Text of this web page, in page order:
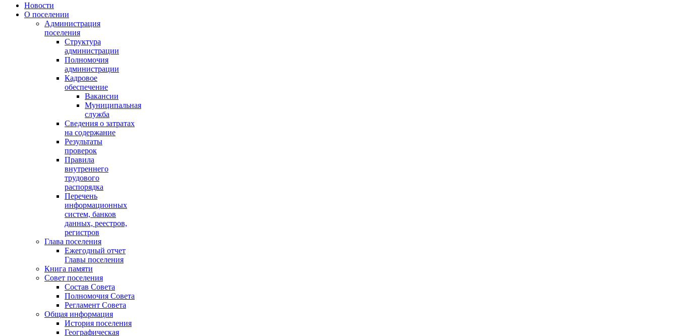
Новости
О поселении
Администрация
поселения
Структура
администрации
Полномочия
администрации
Кадровое
обеспечение
Вакансии
Муниципальная
служба
Сведения о затратах
на содержание
Результаты
проверок
Правила
внутреннего
трудового
распорядка
Перечень
информационных
систем, банков
данных, реестров,
регистров
Глава поселения
Ежегодный отчет
Главы поселения
Книга памяти
Совет поселения
Состав Совета
Полномочия Совета
Регламент Совета
Общая информация
История поселения
Географическая